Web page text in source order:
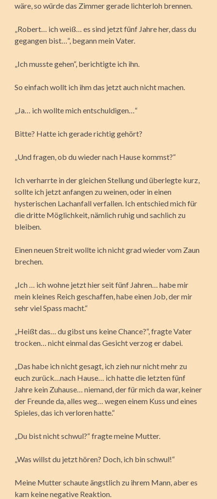
wäre, so würde das Zimmer gerade lichterloh brennen.
„Robert… ich weiß… es sind jetzt fünf Jahre her, dass du
gegangen bist…“, begann mein Vater.
„Ich musste gehen“, berichtigte ich ihn.
So einfach wollt ich ihm das jetzt auch nicht machen.
„Ja… ich wollte mich entschuldigen…“
Bitte? Hatte ich gerade richtig gehört?
„Und fragen, ob du wieder nach Hause kommst?“
Ich verharrte in der gleichen Stellung und überlegte kurz,
sollte ich jetzt anfangen zu weinen, oder in einen
hysterischen Lachanfall verfallen. Ich entschied mich für
die dritte Möglichkeit, nämlich ruhig und sachlich zu
bleiben.
Einen neuen Streit wollte ich nicht grad wieder vom Zaun
brechen.
„Ich … ich wohne jetzt hier seit fünf Jahren… habe mir
mein kleines Reich geschaffen, habe einen Job, der mir
sehr viel Spass macht.“
„Heißt das… du gibst uns keine Chance?“, fragte Vater
trocken… nicht einmal das Gesicht verzog er dabei.
„Das habe ich nicht gesagt, ich zieh nur nicht mehr zu
euch zurück…nach Hause… ich hatte die letzten fünf
Jahre kein Zuhause… niemand, der für mich da war, keiner
der Freunde da, alles weg… wegen einem Kuss und eines
Spieles, das ich verloren hatte.“
„Du bist nicht schwul?“ fragte meine Mutter.
„Was willst du jetzt hören? Doch, ich bin schwul!“
Meine Mutter schaute ängstlich zu ihrem Mann, aber es
kam keine negative Reaktion.